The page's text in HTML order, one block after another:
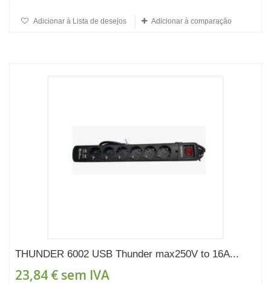
Adicionar à Lista de desejos Adicionar à comparação
THUNDER 6002 USB Thunder max250V to 16A...
23,84 € sem IVA